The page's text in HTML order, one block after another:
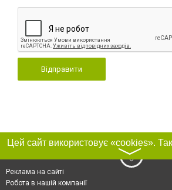
Відправити
〉
Реклама на сайті
Робота в нашій компанії